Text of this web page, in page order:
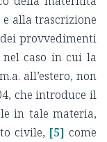
alla trascrizione
provvedimenti
nel caso in cui la
all’estero, non
che introduce il
in tale materia,
civile, [5] come